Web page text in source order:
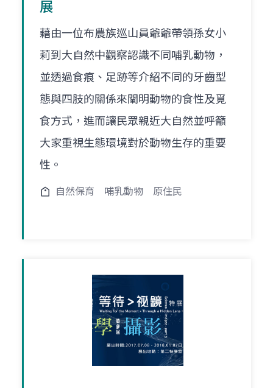
展
藉由一位布農族巡山員爺爺帶領孫女小
莉到大自然中觀察認識不同哺乳動物，
並透過食痕、足跡等介紹不同的牙齒型
態與四肢的關係來闡明動物的食性及覓
食方式，進而讓民眾親近大自然並呼籲
大家重視生態環境對於動物生存的重要
性。
自然保育 哺乳動物 原住民